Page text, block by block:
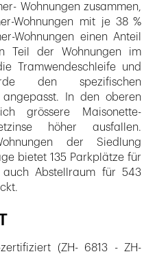
Wohnungen zusammen,
Wohnungen mit je 38 %
Wohnungen einen Anteil
Teil der Wohnungen im
Tramwendeschleife und
den spezifischen
In den oberen
grössere Maisonette-
höher ausfallen.
der Siedlung
bietet 135 Parkplätze für
Abstellraum für 543
(ZH- 6813 - ZH-